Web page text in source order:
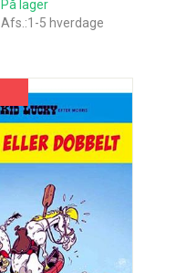
På lager
Afs.:1-5 hverdage